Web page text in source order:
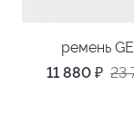
ремень
11 880 ₽ 23